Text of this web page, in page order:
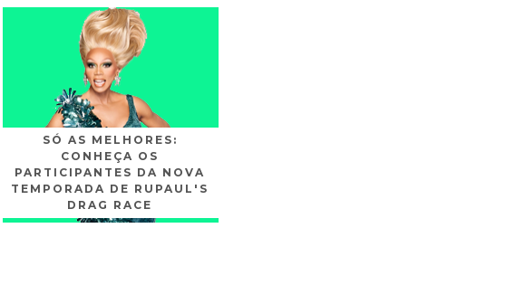
SÓ AS MELHORES:
CONHEÇA OS
PARTICIPANTES DA NOVA
TEMPORADA DE RUPAUL'S
DRAG RACE